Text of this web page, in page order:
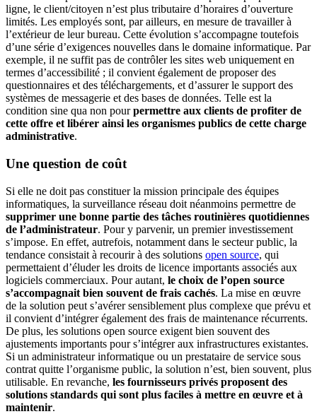
ligne, le client/citoyen n’est plus tributaire d’horaires d’ouverture
limités. Les employés sont, par ailleurs, en mesure de travailler à
l’extérieur de leur bureau. Cette évolution s’accompagne toutefois
d’une série d’exigences nouvelles dans le domaine informatique. Par
exemple, il ne suffit pas de contrôler les sites web uniquement en
termes d’accessibilité ; il convient également de proposer des
questionnaires et des téléchargements, et d’assurer le support des
systèmes de messagerie et des bases de données. Telle est la
condition sine qua non pourpermettre aux clients de profiter de
cette offre et libérer ainsi les organismes publics de cette charge
administrative.
Une question de coût
Si elle ne doit pas constituer la mission principale des équipes
informatiques, la surveillance réseau doit néanmoins permettre de
supprimer une bonne partie des tâches routinières quotidiennes
de l’administrateur. Pour y parvenir, un premier investissement
s’impose. En effet, autrefois, notamment dans le secteur public, la
tendance consistait à recourir à des solutions open source, qui
permettaient d’éluder les droits de licence importants associés aux
logiciels commerciaux. Pour autant, le choix de l’open source
s’accompagnait bien souvent de frais cachés. La mise en œuvre
de la solution peut s’avérer sensiblement plus complexe que prévu et
il convient d’intégrer également des frais de maintenance récurrents.
De plus, les solutions open source exigent bien souvent des
ajustements importants pour s’intégrer aux infrastructures existantes.
Si un administrateur informatique ou un prestataire de service sous
contrat quitte l’organisme public, la solution n’est, bien souvent, plus
utilisable. En revanche, les fournisseurs privés proposent des
solutions standards qui sont plus faciles à mettre en œuvre et à
maintenir.